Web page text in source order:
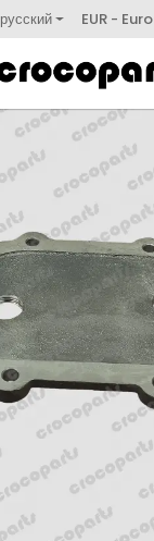
русский EUR - Euro